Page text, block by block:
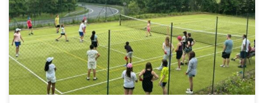
Ve dnech 19. – 21. 6. 2026 jsme realizovali víkendový
vzdělávací pobyt pro pěstouny z oblasti Jesenicka a to
tradičně na Hotelu Stará Pošta